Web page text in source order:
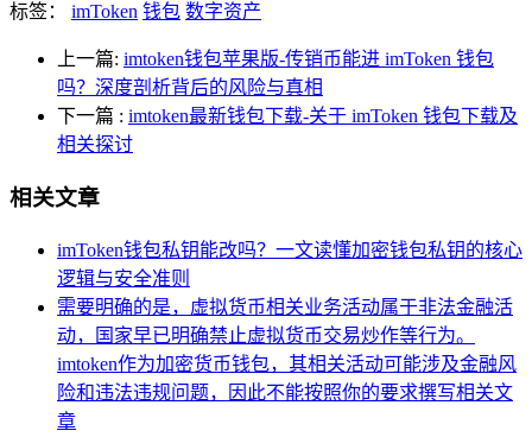
标签： imToken 钱包 数字资产
上一篇: imtoken钱包苹果版-传销币能进 imToken 钱包
吗？深度剖析背后的风险与真相
下一篇 : imtoken最新钱包下载-关于 imToken 钱包下载及
相关探讨
相关文章
imToken钱包私钥能改吗？一文读懂加密钱包私钥的核心
逻辑与安全准则
需要明确的是，虚拟货币相关业务活动属于非法金融活
动，国家早已明确禁止虚拟货币交易炒作等行为。
imtoken作为加密货币钱包，其相关活动可能涉及金融风
险和违法违规问题，因此不能按照你的要求撰写相关文
章